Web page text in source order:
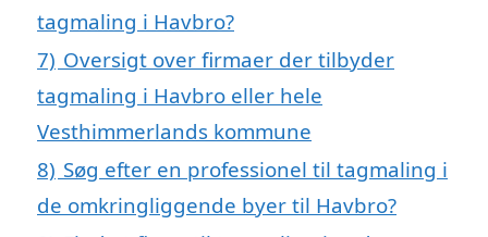
tagmaling i Havbro?
7) Oversigt over firmaer der tilbyder
tagmaling i Havbro eller hele
Vesthimmerlands kommune
8) Søg efter en professionel til tagmaling i
de omkringliggende byer til Havbro?